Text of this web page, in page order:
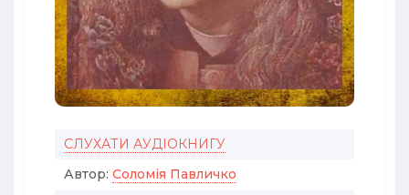
СЛУХАТИ АУДІОКНИГУ
Автор: Соломія Павличко